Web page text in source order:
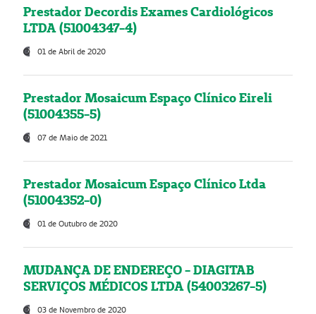
Prestador Decordis Exames Cardiológicos
LTDA (51004347-4)
01 de Abril de 2020
Prestador Mosaicum Espaço Clínico Eireli
(51004355-5)
07 de Maio de 2021
Prestador Mosaicum Espaço Clínico Ltda
(51004352-0)
01 de Outubro de 2020
MUDANÇA DE ENDEREÇO - DIAGITAB
SERVIÇOS MÉDICOS LTDA (54003267-5)
03 de Novembro de 2020